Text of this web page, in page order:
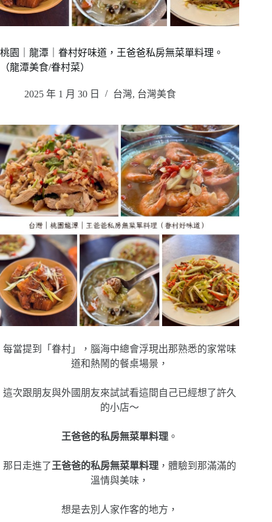
桃園｜龍潭｜眷村好味道，王爸爸私房無菜單料理。
（龍潭美食/眷村菜）
2025 年 1 月 30 日 台灣, 台灣美食
每當提到「眷村」，腦海中總會浮現出那熟悉的家常味
道和熱鬧的餐桌場景，
這次跟朋友與外國朋友來試試看這間自己已經想了許久
的小店～
王爸爸的私房無菜單料理 。
那日 走進了 王爸爸的私房無菜單料理 ，體驗到那滿滿的
溫情與美味，
想是去別人家作客的地方，